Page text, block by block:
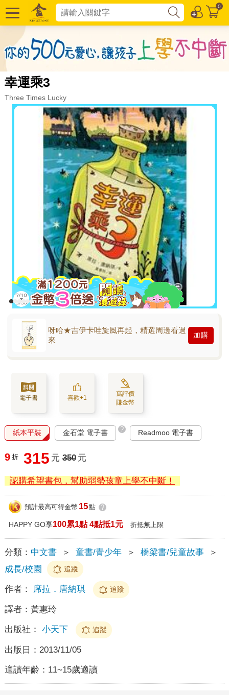
0
幸運乘3
Three Times Lucky
呀哈★吉伊卡哇旋風再起，精選周邊看過
來
加購
電子書 喜歡+1
寫評價
賺金幣
紙本平裝 金石堂 電子書 ? Readmoo 電子書
9 折 315 元 350 元
認購希望書包，幫助弱勢孩童上學不中斷！
預計最高可得金幣 15點 ?
HAPPY GO享100累1點 4點抵1元 折抵無上限
分類： 中文書 ＞ 童書/青少年 ＞ 橋梁書/兒童故事
＞
成長/校園
追蹤
作者： 席拉．唐納琪 追蹤
譯者： 黃惠玲
出版社： 小天下 追蹤
出版日： 2013/11/05
適讀年齡： 11~15歲適讀